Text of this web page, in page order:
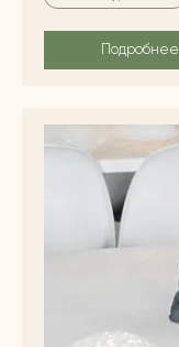
Подробнее